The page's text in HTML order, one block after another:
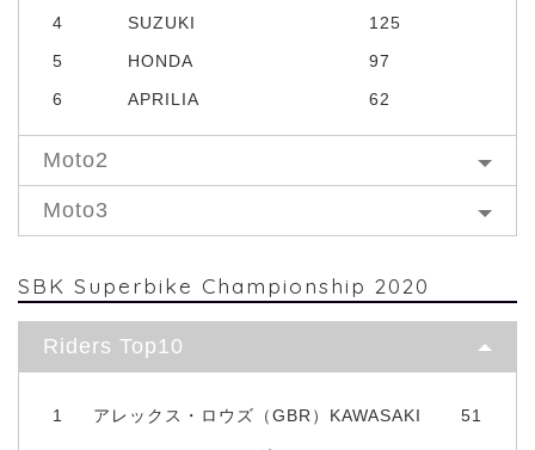
4
SUZUKI
125
5
HONDA
97
6
APRILIA 62
Moto2
Moto3
SBK Superbike Championship 2020
Riders Top10
1 アレックス・ロウズ（GBR）KAWASAKI 51